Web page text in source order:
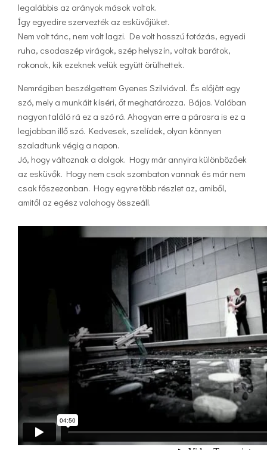
legalábbis az arányok mások voltak.
Így egyedire szervezték az esküvőjüket.
Nem volt tánc, nem volt lagzi. De volt hosszú fotózás, egyedi
ruha, csodaszép virágok, szép helyszín, voltak barátok,
rokonok, kik ezeknek velük együtt örülhettek.
Nemrégiben beszélgettem Gyenes Szilviával. És előjött egy
szó, mely a munkáit kíséri, őt meghatározza. Bájos. Valóban
nagyon találó rá ez a szó rá. Ahogyan erre a párosra is ez a
legjobban illő szó. Kedvesek, szelídek, olyan könnyen
szaladtunk végig a napon.
Jó, hogy változnak a dolgok. Hogy már annyira különbözőek
az esküvők. Hogy nem csak szombaton vannak és már nem
csak főszezonban. Hogy egyre több részlet az, amiből,
amitől az egész valahogy összeáll.